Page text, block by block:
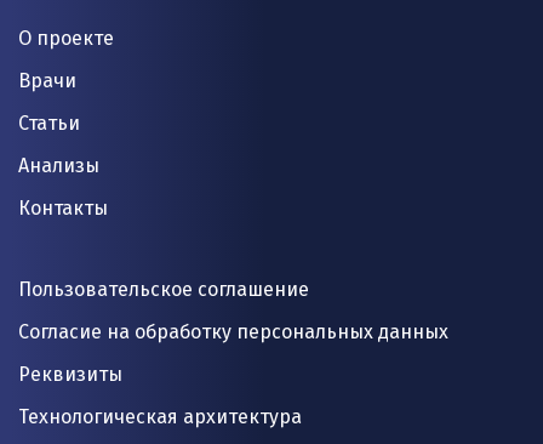
О проекте
Врачи
Статьи
Анализы
Контакты
Пользовательское соглашение
Согласие на обработку персональных данных
Реквизиты
Технологическая архитектура